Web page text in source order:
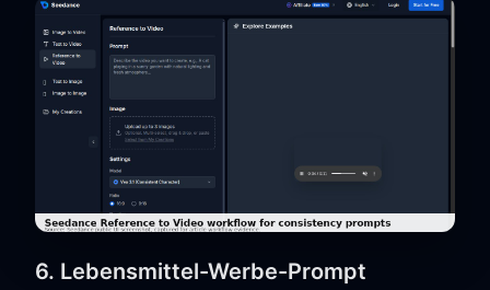
6. Lebensmittel-Werbe-Prompt